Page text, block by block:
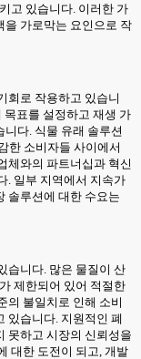
고 있습니다. 이러한 가
을 가로막는 요인으로 작
회로 작용하고 있습니
목표를 설정하고 재생 가
다. 식물 유래 솔루션
한 소비자들 사이에서
체와의 파트너십과 혁신
. 일부 지역에서 지속가
솔루션에 대한 수요는
습니다. 많은 물질이 산
제한되어 있어 적절한
의 불일치로 인해 소비
있습니다. 지원적인 폐
못하고 시장의 신뢰성을
대한 도전이 되고, 개발